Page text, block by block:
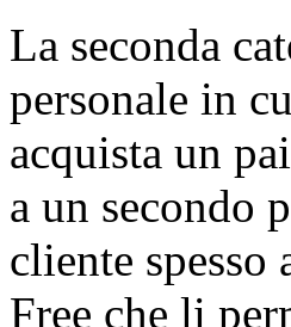
La seconda
personale in
acquista un
a un secondo
cliente
Free che li